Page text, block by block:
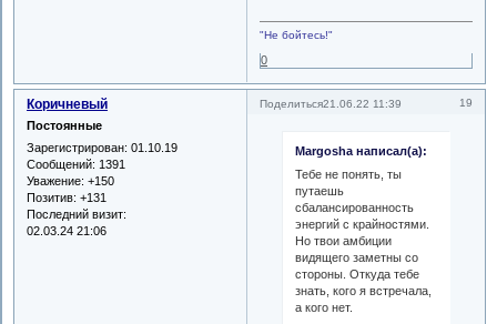
"Не бойтесь!"
0
Поделиться 19
21.06.22 11:39
Коричневый
Постоянные
Зарегистрирован: 01.10.19
Сообщений: 1391
Уважение: +150
Позитив: +131
Последний визит:
02.03.24 21:06
Margosha написал(а):
Тебе не понять, ты
путаешь
сбалансированность
энергий с крайностями.
Но твои амбиции
видящего заметны со
стороны. Откуда тебе
знать, кого я встречала,
а кого нет.